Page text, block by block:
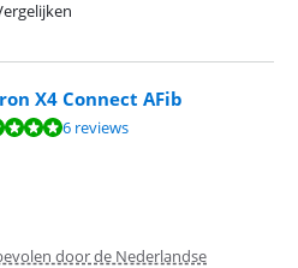
X4 Connect AFib
op 6 reviews.
6 reviews
door de Nederlandse